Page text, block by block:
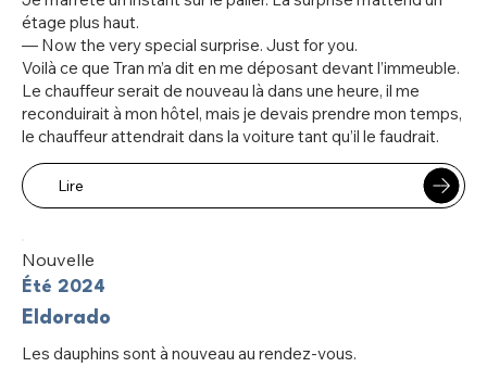
étage plus haut.
— Now the very special surprise. Just for you.
Voilà ce que Tran m’a dit en me déposant devant l’immeuble.
Le chauffeur serait de nouveau là dans une heure, il me
reconduirait à mon hôtel, mais je devais prendre mon temps,
le chauffeur attendrait dans la voiture tant qu’il le faudrait.
Lire
Nouvelle
Été 2024
Eldorado
Les dauphins sont à nouveau au rendez-vous.